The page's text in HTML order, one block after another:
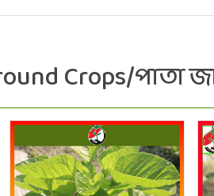
Crops/পাতা